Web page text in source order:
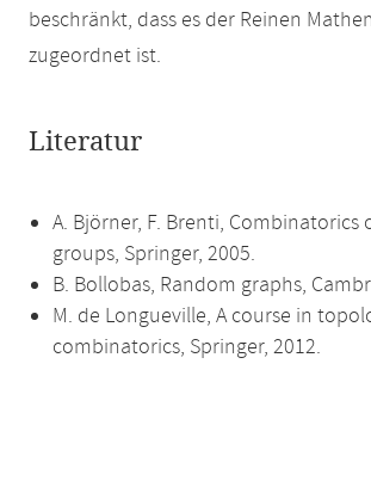
beschränkt, dass es der Reinen
zugeordnet ist.
Literatur
A. Björner, F. Brenti, Combinatorics
groups, Springer, 2005.
B. Bollobas, Random graphs,
M. de Longueville, A course in
combinatorics, Springer, 2012.